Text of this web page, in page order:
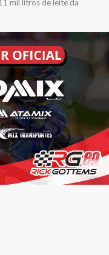
mil litros de leite da